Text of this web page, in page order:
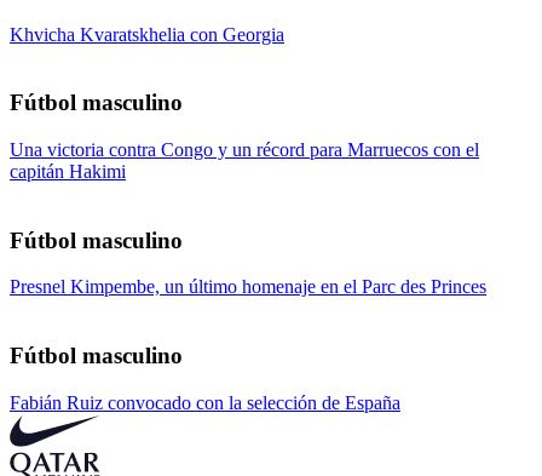
Khvicha Kvaratskhelia con Georgia
Fútbol masculino
Una victoria contra Congo y un récord para Marruecos con el
capitán Hakimi
Fútbol masculino
Presnel Kimpembe, un último homenaje en el Parc des Princes
Fútbol masculino
Fabián Ruiz convocado con la selección de España